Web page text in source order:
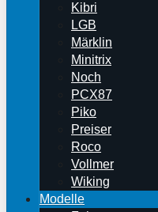
Kibri
LGB
Märklin
Minitrix
Noch
PCX87
Piko
Preiser
Roco
Vollmer
Wiking
Modelle